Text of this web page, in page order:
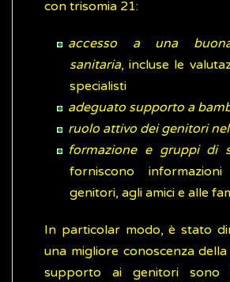
con trisomia 21:
accesso a una
sanitaria, incluse le
specialisti
adeguato supporto a
ruolo attivo dei genitori
formazione e gruppi di
forniscono
genitori, agli amici e alle
In particolar modo, è stato
una migliore conoscenza
supporto ai genitori